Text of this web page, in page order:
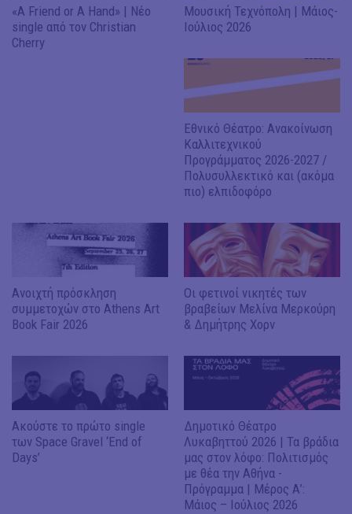
«A Friend or A Hand» | Νέο
single από τον Christian
Cherry
Μουσική Τεχνόπολη | Μάιος-
Ιούλιος 2026
Εθνικό Θέατρο: Ανακοίνωση
Καλλιτεχνικού
Προγράμματος 2026-2027 /
Πολυσυλλεκτικό και (ακόμα
πιο) ελπιδοφόρο
Ανοιχτή πρόσκληση
συμμετοχών στο Athens Art
Book Fair 2026
Οι φετινοί νικητές των
βραβείων Μελίνα Μερκούρη
& Δημήτρης Χορν
Ακούστε το πρώτο single
των Space Gravel ‘End of
Days’
Δημοτικό Θέατρο
Λυκαβηττού 2026 | Τα βράδια
μας στον λόφο: Πολιτισμός
με θέα την Αθήνα -
Πρόγραμμα | Μέρος Α’:
Μάιος – Ιούλιος 2026